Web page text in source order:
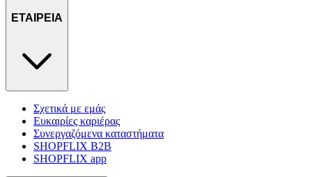
ΕΤΑΙΡΕΙΑ
Σχετικά με εμάς
Ευκαιρίες καριέρας
Συνεργαζόμενα καταστήματα
SHOPFLIX B2B
SHOPFLIX app